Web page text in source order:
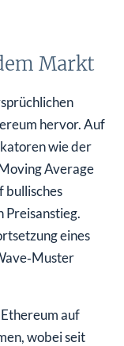
Markt
hervor. Auf
wie der
Average
bullisches
Preisanstieg.
eines
auf
wobei seit